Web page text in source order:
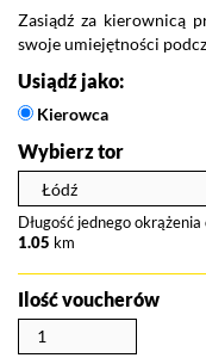
Zasiądź za kierownicą
swoje umiejętności
Usiądź jako:
Kierowca
Wybierz tor
Długość jednego okrążenia
1.05 km
Ilość voucherów